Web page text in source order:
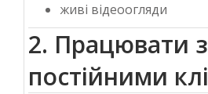
живі відеоогляди
2. Працювати з
постійними